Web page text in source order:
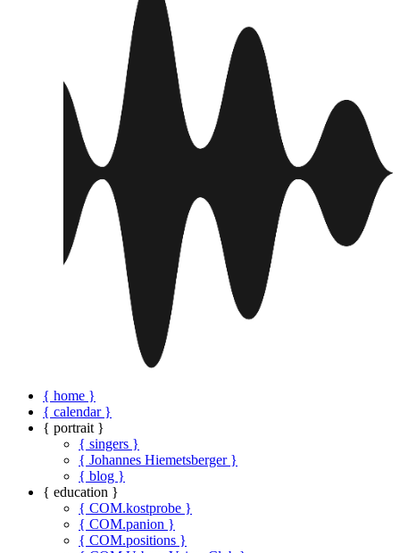
{ home }
{ calendar }
{ portrait }
{ singers }
{ Johannes Hiemetsberger }
{ blog }
{ education }
{ COM.kostprobe }
{ COM.panion }
{ COM.positions }